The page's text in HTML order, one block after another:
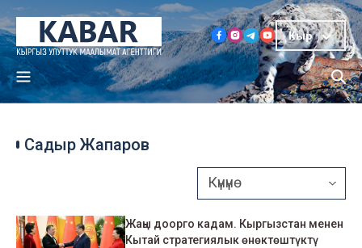
Кыр
Садыр Жапаров
Жаңы доорго кадам. Кыргызстан менен
Кытай стратегиялык өнөктөштүктү